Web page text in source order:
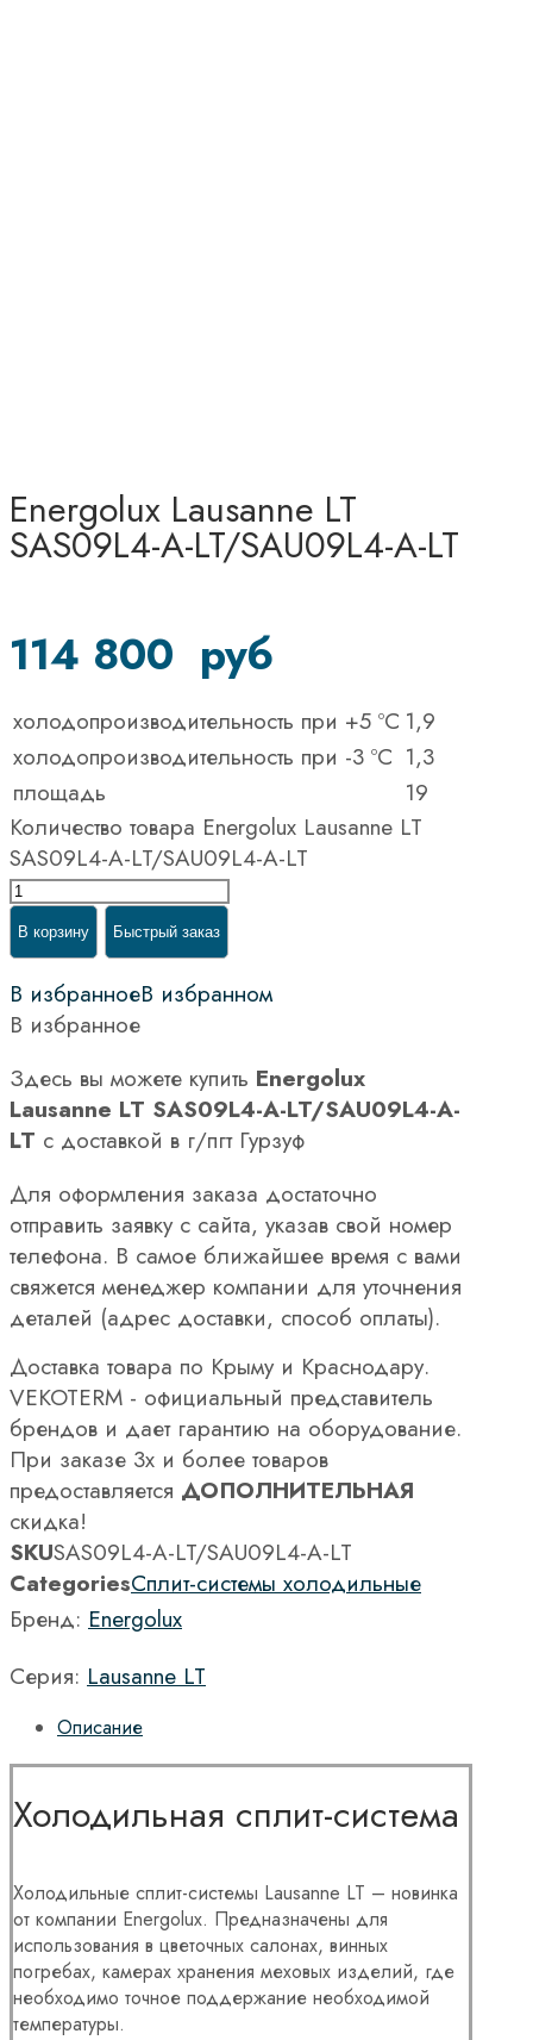
Energolux Lausanne LT
SAS09L4-A-LT/SAU09L4-A-LT
114 800 руб
холодопроизводительность при +5 ºС 1,9
холодопроизводительность при -3 ºС 1,3
площадь
19
Количество товара Energolux Lausanne LT
SAS09L4-A-LT/SAU09L4-A-LT
В корзину Быстрый заказ
В избранноеВ избранном
В избранное
Здесь вы можете купить Energolux
Lausanne LT SAS09L4-A-LT/SAU09L4-A-
LT с доставкой в г/пгт Гурзуф
Для оформления заказа достаточно
отправить заявку с сайта, указав свой номер
телефона. В самое ближайшее время с вами
свяжется менеджер компании для уточнения
деталей (адрес доставки, способ оплаты).
Доставка товара по Крыму и Краснодару.
VEKOTERM - официальный представитель
брендов и дает гарантию на оборудование.
При заказе 3х и более товаров
предоставляется ДОПОЛНИТЕЛЬНАЯ
скидка!
SKUSAS09L4-A-LT/SAU09L4-A-LT
CategoriesСплит-системы холодильные
Бренд: Energolux
Серия: Lausanne LT
Описание
Холодильная сплит-система
Холодильные сплит-системы Lausanne LT – новинка
от компании Energolux. Предназначены для
использования в цветочных салонах, винных
погребах, камерах хранения меховых изделий, где
необходимо точное поддержание необходимой
температуры.